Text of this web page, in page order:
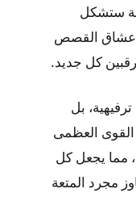
ستشكل
عشاق القصص
كل جديد.
بل
القوى العظمى
مما يجعل كل
مجرد المتعة